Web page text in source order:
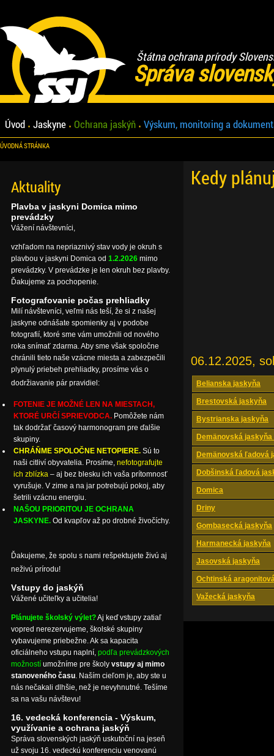
Štátna ochrana prírody
Správa
Úvod Jaskyne Ochrana jaskýň Výskum, monitoring a
ÚVODNÁ STRÁNKA
Kedy
06.12.2025,
Belianska jaskyňa
Brestovská jaskyňa
Bystrianska jaskyňa
Demänovská
Demänovská ľadová
Dobšinská ľadová
Domica
Driny
Gombasecká jaskyňa
Harmanecká jaskyňa
Jasovská jaskyňa
Ochtinská
Važecká jaskyňa
Aktuality
Plavba v jaskyni Domica mimo
prevádzky
Vážení návštevníci,
vzhľadom na nepriaznivý stav vody je okruh s
plavbou v jaskyni Domica od 1.2.2026 mimo
prevádzky. V prevádzke je len okruh bez plavby.
Ďakujeme za pochopenie.
Fotografovanie počas prehliadky
Milí návštevníci, veľmi nás teší, že si z našej
jaskyne odnášate spomienky aj v podobe
fotografií, ktoré sme vám umožnili od nového
roka snímať zdarma. Aby sme však spoločne
chránili tieto naše vzácne miesta a zabezpečili
plynulý priebeh prehliadky, prosíme vás o
dodržiavanie pár pravidiel:
FOTENIE JE MOŽNÉ LEN NA MIESTACH,
KTORÉ URČÍ SPRIEVODCA. Pomôžete nám
tak dodržať časový harmonogram pre ďalšie
skupiny.
CHRÁŇME SPOLOČNE NETOPIERE. Sú to
naši citliví obyvatelia. Prosíme, nefotografujte
ich zblízka – aj bez blesku ich vaša prítomnosť
vyrušuje. V zime a na jar potrebujú pokoj, aby
šetrili vzácnu energiu.
NAŠOU PRIORITOU JE OCHRANA
JASKYNE. Od kvapľov až po drobné živočíchy.
Ďakujeme, že spolu s nami rešpektujete živú aj
neživú prírodu!
Vstupy do jaskýň
Vážené učiteľky a učitelia!
Plánujete školský výlet?Aj keď vstupy zatiaľ
vopred nerezervujeme, školské skupiny
vybavujeme priebežne. Ak sa kapacita
oficiálneho vstupu naplní, podľa prevádzkových
možností umožníme pre školy vstupy aj mimo
stanoveného času. Naším cieľom je, aby ste u
nás nečakali dlhšie, než je nevyhnutné. Tešíme
sa na vašu návštevu!
16. vedecká konferencia - Výskum,
využívanie a ochrana jaskýň
Správa slovenských jaskýň uskutoční na jeseň
už svoju 16. vedeckú konferenciu venovanú